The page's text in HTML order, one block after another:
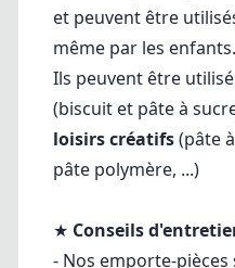
et peuvent être
même par les enfants.
Ils peuvent être
(biscuit et pâte à
loisirs créatifs(pâte
pâte polymère, ...)
★ Conseils
- Nos emporte-